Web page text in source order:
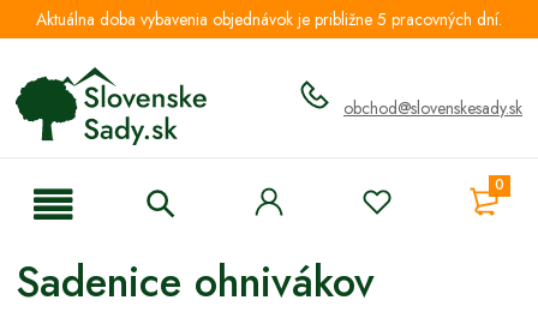
Aktuálna doba vybavenia objednávok je približne 5 pracovných dní.
obchod@slovenskesady.sk
0
Sadenice ohnivákov